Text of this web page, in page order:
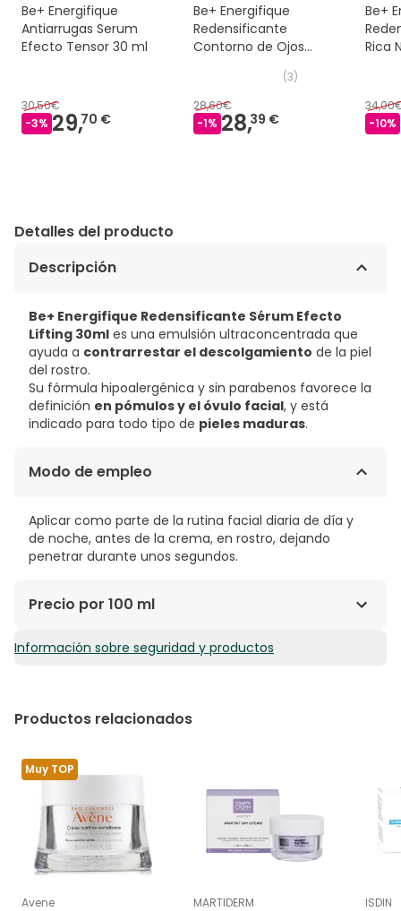
Be+ Energifique
Antiarrugas Serum
Efecto Tensor 30 ml
30,50€
-3% 29,70 €
Be+ Energifique
Redensificante
Contorno de Ojos
(3)
28,60€
-1% 28,39 €
Be+
Rica
-10%
Detalles del producto
Descripción
Be+ Energifique Redensificante Sérum Efecto
Lifting 30ml es una emulsión ultraconcentrada que
ayuda a contrarrestar el descolgamiento de la piel
del rostro.
Su fórmula hipoalergénica y sin parabenos favorece la
definición en pómulos y el óvulo facial, y está
indicado para todo tipo de pieles maduras.
Modo de empleo
Aplicar como parte de la rutina facial diaria de día y
de noche, antes de la crema, en rostro, dejando
penetrar durante unos segundos.
Precio por 100 ml
97,17€ / 100 ml
Información sobre seguridad y productos
Productos relacionados
Muy TOP
Avene MARTIDERM ISDIN